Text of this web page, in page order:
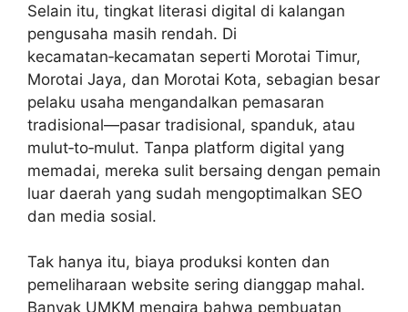
Selain itu, tingkat literasi digital di kalangan
pengusaha masih rendah. Di
kecamatan‑kecamatan seperti Morotai Timur,
Morotai Jaya, dan Morotai Kota, sebagian besar
pelaku usaha mengandalkan pemasaran
tradisional—pasar tradisional, spanduk, atau
mulut‑to‑mulut. Tanpa platform digital yang
memadai, mereka sulit bersaing dengan pemain
luar daerah yang sudah mengoptimalkan SEO
dan media sosial.
Tak hanya itu, biaya produksi konten dan
pemeliharaan website sering dianggap mahal.
Banyak UMKM mengira bahwa pembuatan